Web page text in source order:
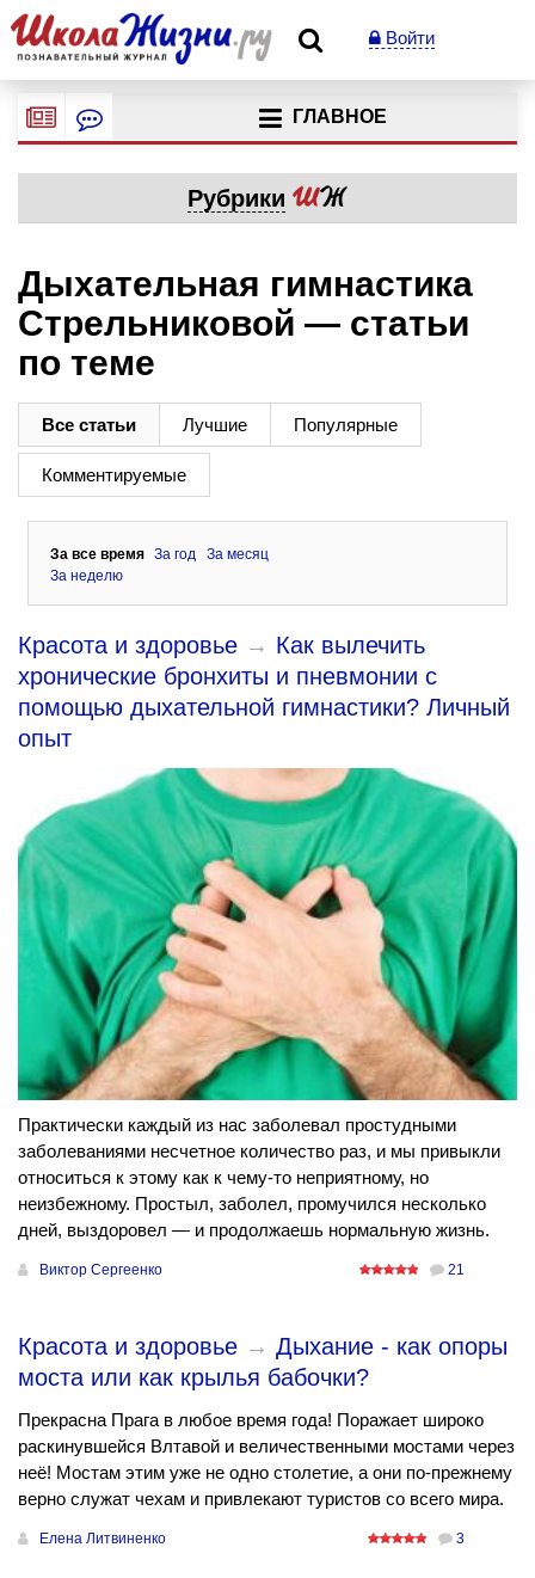
Войти
ГЛАВНОЕ
Рубрики
Дыхательная гимнастика
Стрельниковой — статьи
по теме
Все статьи Лучшие Популярные
Комментируемые
За все время За год
За месяц
За неделю
Красота и здоровье → Как вылечить
хронические бронхиты и пневмонии с
помощью дыхательной гимнастики? Личный
опыт
Практически каждый из нас заболевал простудными
заболеваниями несчетное количество раз, и мы привыкли
относиться к этому как к чему-то неприятному, но
неизбежному. Простыл, заболел, промучился несколько
дней, выздоровел — и продолжаешь нормальную жизнь.
Виктор Сергеенко 21
Красота и здоровье → Дыхание - как опоры
моста или как крылья бабочки?
Прекрасна Прага в любое время года! Поражает широко
раскинувшейся Влтавой и величественными мостами через
неё! Мостам этим уже не одно столетие, а они по-прежнему
верно служат чехам и привлекают туристов со всего мира.
Елена Литвиненко 3